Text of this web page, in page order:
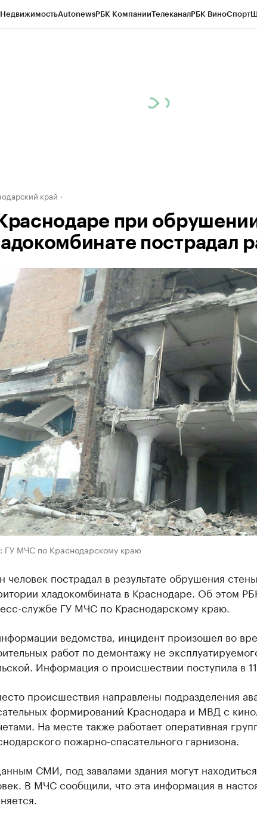
НедвижимостьAutonewsРБК КомпанииТелеканалРБК ВиноСпорт
край
при
пострадал
ГУ МЧС по Краснодарскому краю
человек пострадал в результате обрушения
хладокомбината в Краснодаре. Об этом
службе ГУ МЧС по Краснодарскому краю.
ведомства, инцидент произошел во
работ по демонтажу не
Информация о происшествии поступила в
происшествия направлены подразделения
формирований Краснодара и МВД с
На месте также работает оперативная
пожарно-спасательного гарнизона.
СМИ, под завалами здания могут
В МЧС сообщили, что эта информация в